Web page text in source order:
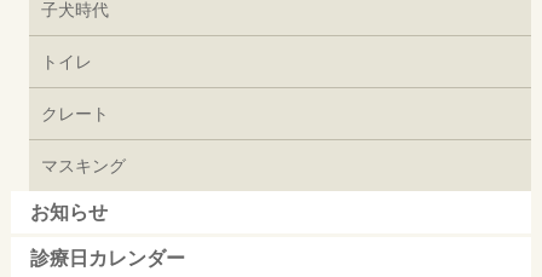
子犬時代
トイレ
クレート
マスキング
お知らせ
診療日カレンダー